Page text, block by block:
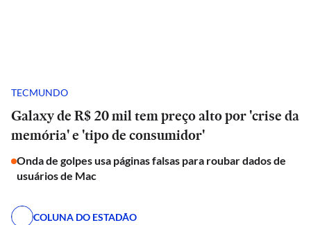
TECMUNDO
Galaxy de R$ 20 mil tem preço alto por 'crise da
memória' e 'tipo de consumidor'
Onda de golpes usa páginas falsas para roubar dados de
usuários de Mac
COLUNA DO ESTADÃO